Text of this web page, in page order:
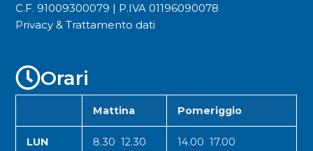
C.F. 91009300079 | P.IVA 01196090078
Privacy & Trattamento dati
Orari
Mattina Pomeriggio
LUN 8.30 12.30 14.00 17.00